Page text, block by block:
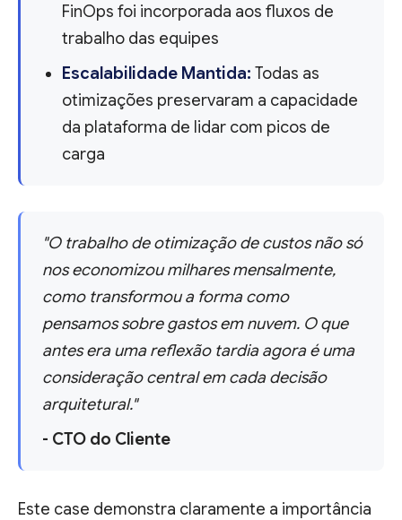
FinOps foi incorporada aos fluxos de
trabalho das equipes
Escalabilidade Mantida: Todas as
otimizações preservaram a capacidade
da plataforma de lidar com picos de
carga
"O trabalho de otimização de custos não só
nos economizou milhares mensalmente,
como transformou a forma como
pensamos sobre gastos em nuvem. O que
antes era uma reflexão tardia agora é uma
consideração central em cada decisão
arquitetural."
- CTO do Cliente
Este case demonstra claramente a importância